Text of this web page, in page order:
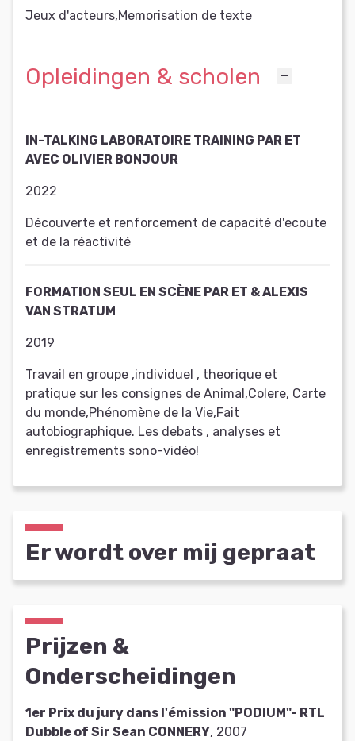
Jeux d'acteurs,Memorisation de texte
Opleidingen & scholen
IN-TALKING LABORATOIRE TRAINING PAR ET
AVEC OLIVIER BONJOUR
2022
Découverte et renforcement de capacité d'ecoute
et de la réactivité
FORMATION SEUL EN SCÈNE PAR ET & ALEXIS
VAN STRATUM
2019
Travail en groupe ,individuel , theorique et
pratique sur les consignes de Animal,Colere, Carte
du monde,Phénomène de la Vie,Fait
autobiographique. Les debats , analyses et
enregistrements sono-vidéo!
Er wordt over mij gepraat
Prijzen &
Onderscheidingen
1er Prix du jury dans l'émission "PODIUM"- RTL
Dubble of Sir Sean CONNERY, 2007